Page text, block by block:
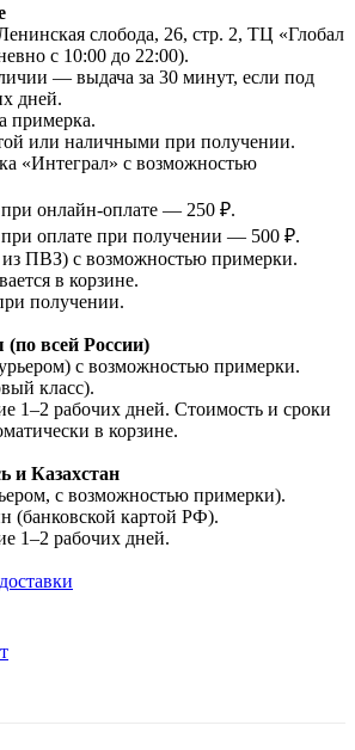
слобода, 26, стр. 2, ТЦ «Глобал
с 10:00 до 22:00).
— выдача за 30 минут, если под
дней.
примерка.
или наличными при получении.
«Интеграл» с возможностью
онлайн-оплате — 250 ₽.
оплате при получении — 500 ₽.
ПВЗ) с возможностью примерки.
в корзине.
получении.
(по всей России)
с возможностью примерки.
класс).
1–2 рабочих дней. Стоимость и сроки
в корзине.
и Казахстан
с возможностью примерки).
(банковской картой РФ).
1–2 рабочих дней.